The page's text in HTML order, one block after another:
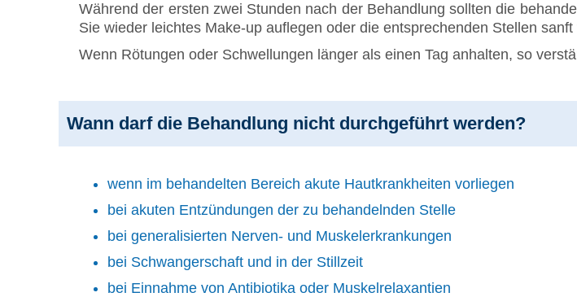
Während der ersten zwei Stunden nach der Behandlung sollten die
Sie wieder leichtes Make-up auflegen oder die entsprechenden Stellen sanft
Wenn Rötungen oder Schwellungen länger als einen Tag anhalten, so
Wann darf die Behandlung nicht durchgeführt werden?
wenn im behandelten Bereich akute Hautkrankheiten vorliegen
bei akuten Entzündungen der zu behandelnden Stelle
bei generalisierten Nerven- und Muskelerkrankungen
bei Schwangerschaft und in der Stillzeit
bei Einnahme von Antibiotika oder Muskelrelaxantien